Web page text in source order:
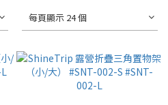
每頁顯示 24 個